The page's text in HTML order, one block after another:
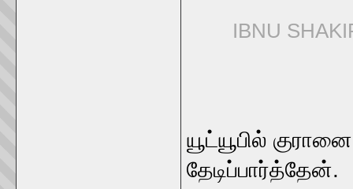
IBNU
யூட்யூபில்
தேடிப்பார்த்தேன்.